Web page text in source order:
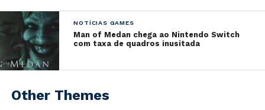
Windows ,Playstation 4eXbox One
NOTÍCIAS GAMES
Man of Medan chega ao Nintendo Switch
com taxa de quadros inusitada
Other Themes